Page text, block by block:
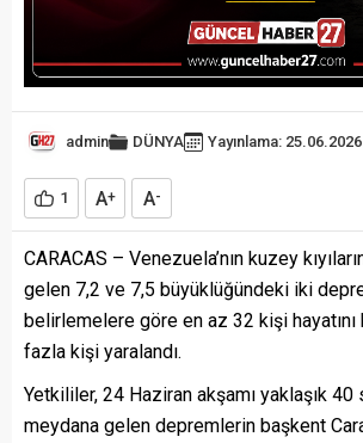
admin DÜNYA Yayınlama: 25.06.2026
1 A+ A-
CARACAS – Venezuela’nın kuzey
gelen 7,2 ve 7,5 büyüklüğündeki iki
belirlemelere göre en az 32 kişi hayatını
fazla kişi yaralandı.
Yetkililer, 24 Haziran akşamı yaklaşık 40
meydana gelen depremlerin başkent